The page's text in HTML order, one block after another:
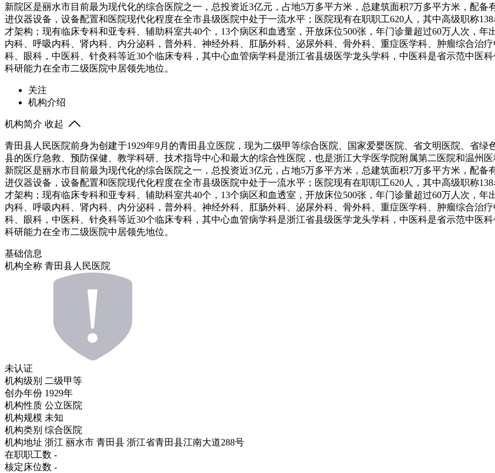
新院区是丽水市目前最为现代化的综合医院之一，总投资近3亿元，占地5万多平方米，总建筑面积7万多平方米，配
进仪器设备，设备配置和医院现代化程度在全市县级医院中处于一流水平；医院现有在职职工620人，其中高级职称
才架构；现有临床专科和亚专科、辅助科室共40个，13个病区和血透室，开放床位500张，年门诊量超过60万人次，
内科、呼吸内科、肾内科、内分泌科，普外科、神经外科、肛肠外科、泌尿外科、骨外科、重症医学科、肿瘤综合治
科、眼科，中医科、针灸科等近30个临床专科，其中心血管病学科是浙江省县级医学龙头学科，中医科是省示范中医
科研能力在全市二级医院中居领先地位。
关注
机构介绍
机构简介 收起
青田县人民医院前身为创建于1929年9月的青田县立医院，现为二级甲等综合医院、国家爱婴医院、省文明医院、省
县的医疗急救、预防保健、教学科研、技术指导中心和最大的综合性医院，也是浙江大学医学院附属第二医院和温州
新院区是丽水市目前最为现代化的综合医院之一，总投资近3亿元，占地5万多平方米，总建筑面积7万多平方米，配
进仪器设备，设备配置和医院现代化程度在全市县级医院中处于一流水平；医院现有在职职工620人，其中高级职称
才架构；现有临床专科和亚专科、辅助科室共40个，13个病区和血透室，开放床位500张，年门诊量超过60万人次，
内科、呼吸内科、肾内科、内分泌科，普外科、神经外科、肛肠外科、泌尿外科、骨外科、重症医学科、肿瘤综合治
科、眼科，中医科、针灸科等近30个临床专科，其中心血管病学科是浙江省县级医学龙头学科，中医科是省示范中医
科研能力在全市二级医院中居领先地位。
基础信息
机构全称 青田县人民医院
未认证
机构级别 二级甲等
创办年份 1929年
机构性质 公立医院
机构规模 未知
机构类别 综合医院
机构地址 浙江 丽水市 青田县 浙江省青田县江南大道288号
在职职工数 -
核定床位数 -